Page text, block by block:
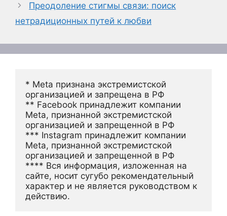
Преодоление стигмы связи: поиск
нетрадиционных путей к любви
* Meta признана экстремистской
организацией и запрещена в РФ
** Facebook принадлежит компании
Meta, признанной экстремистской
организацией и запрещенной в РФ
*** Instagram принадлежит компании
Meta, признанной экстремистской
организацией и запрещенной в РФ
**** Вся информация, изложенная на
сайте, носит сугубо рекомендательный
характер и не является руководством к
действию.